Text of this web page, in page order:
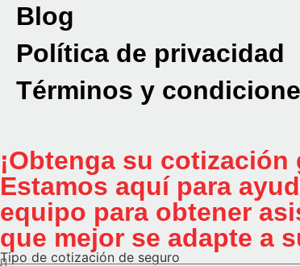
Blog
Política de privacidad
Términos y
¡Obtenga su
Estamos aquí para
equipo para obtener
que mejor se adapte a
Tipo de cotización de seguro